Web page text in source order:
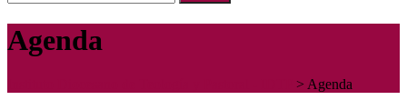
Agenda
> Agenda